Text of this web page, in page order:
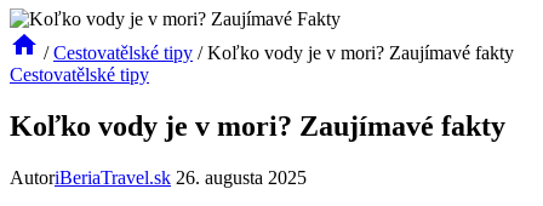
/ Cestovatělské tipy / Koľko vody je v mori? Zaujímavé fakty
Cestovatělské tipy
Koľko vody je v mori? Zaujímavé fakty
AutoriBeriaTravel.sk 26. augusta 2025